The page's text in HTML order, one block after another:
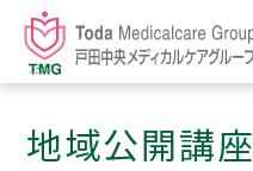
地域公開講座